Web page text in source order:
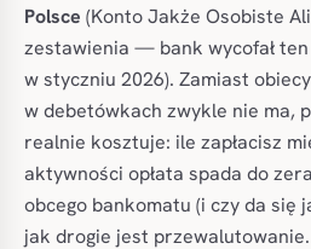
Polsce (Konto Jakże Osobiste
zestawienia — bank wycofał
w styczniu 2026). Zamiast
w debetówkach zwykle nie ma,
realnie kosztuje: ile zapłacisz
aktywności opłata spada do
obcego bankomatu (i czy da się
jak drogie jest przewalutowanie.